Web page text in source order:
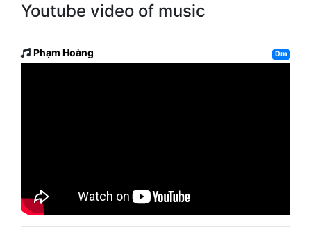
Youtube video of music
Phạm Hoàng Dm